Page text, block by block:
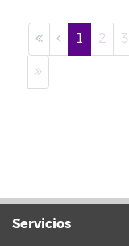
1 2 3
Servicios